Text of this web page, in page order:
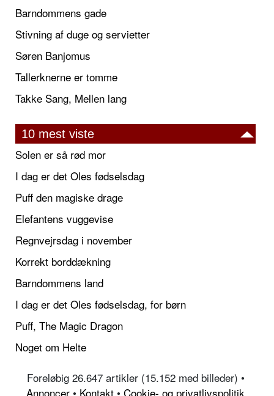
Barndommens gade
Stivning af duge og servietter
Søren Banjomus
Tallerknerne er tomme
Takke Sang, Mellen lang
10 mest viste
Solen er så rød mor
I dag er det Oles fødselsdag
Puff den magiske drage
Elefantens vuggevise
Regnvejrsdag i november
Korrekt borddækning
Barndommens land
I dag er det Oles fødselsdag, for børn
Puff, The Magic Dragon
Noget om Helte
Foreløbig 26.647 artikler (15.152 med billeder) •
Annoncer • Kontakt • Cookie- og privatlivspolitik